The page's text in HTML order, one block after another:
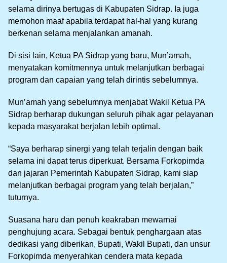
selama dirinya bertugas di Kabupaten Sidrap. Ia juga
memohon maaf apabila terdapat hal-hal yang kurang
berkenan selama menjalankan amanah.
Di sisi lain, Ketua PA Sidrap yang baru, Mun’amah,
menyatakan komitmennya untuk melanjutkan berbagai
program dan capaian yang telah dirintis sebelumnya.
Mun’amah yang sebelumnya menjabat Wakil Ketua PA
Sidrap berharap dukungan seluruh pihak agar pelayanan
kepada masyarakat berjalan lebih optimal.
“Saya berharap sinergi yang telah terjalin dengan baik
selama ini dapat terus diperkuat. Bersama Forkopimda
dan jajaran Pemerintah Kabupaten Sidrap, kami siap
melanjutkan berbagai program yang telah berjalan,”
tuturnya.
Suasana haru dan penuh keakraban mewarnai
penghujung acara. Sebagai bentuk penghargaan atas
dedikasi yang diberikan, Bupati, Wakil Bupati, dan unsur
Forkopimda menyerahkan cendera mata kepada